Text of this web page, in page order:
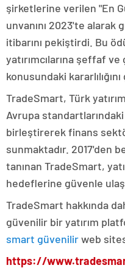
şirketlerine verilen "En
unvanını 2023'te alarak
itibarını pekiştirdi. Bu
yatırımcılarına şeffaf
konusundaki
TradeSmart, Türk
Avrupa
birleştirerek finans
sunmaktadır. 2017'den
tanınan TradeSmart,
hedeflerine güvenle
TradeSmart hakkında
güvenilir bir yatırım
smart güvenilirweb
https://